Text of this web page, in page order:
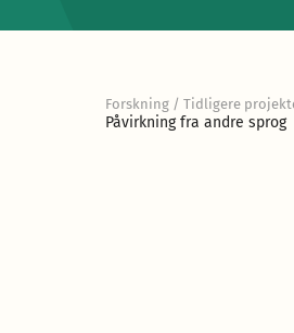
Forskning / Tidligere
Påvirkning fra andre sprog